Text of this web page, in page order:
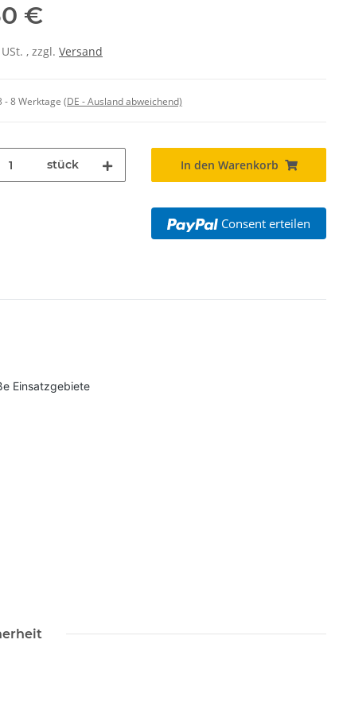
€
, zzgl. Versand
- 8 Werktage (DE - Ausland abweichend)
stück In den Warenkorb
Consent erteilen
Einsatzgebiete